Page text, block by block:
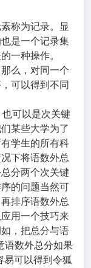
称为记录。显
是一个记录集
一种操作。
么，对同一个
可以得到不同
可以是次关键
某些大学为了
学生的所有科
下将语数外总
分两个次关键
的问题当然可
排序语数外总
用一个技巧来
，把总分与语
语数外总分如果
易可以得到令狐